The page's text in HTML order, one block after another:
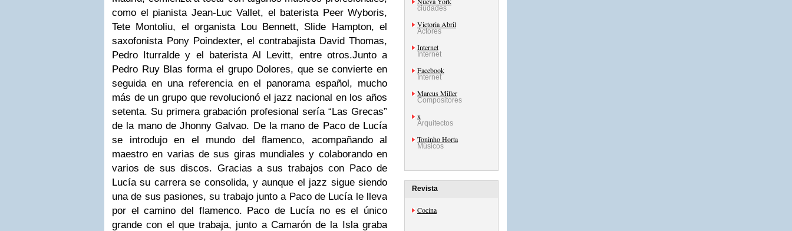
como el pianista Jean-Luc Vallet, el baterista Peer Wyboris,
Tete Montoliu, el organista Lou Bennett, Slide Hampton, el
saxofonista Pony Poindexter, el contrabajista David Thomas,
Pedro Iturralde y el baterista Al Levitt, entre otros.Junto a
Pedro Ruy Blasforma el grupo Dolores, que se convierte en
seguida en una referencia en el panoramaespañol, mucho
más de un grupo que revolucionó el jazz nacional en los años
setenta. Su primera grabación profesional sería “Las Grecas”
de la mano de Jhonny Galvao. De la mano de Paco de Lucía
se introdujo en el mundo del flamenco, acompañando al
maestro en varias de sus giras mundiales y colaborando en
varios de sus discos. Gracias a sus trabajos con Paco de
Lucía su carrera se consolida, y aunque el jazz sigue siendo
una de sus pasiones, su trabajo junto a Paco de Lucía le lleva
por el camino del flamenco. Paco de Lucía no es el único
grande con el quetrabaja, junto a Camarón de la Isla graba
ciudades
Victoria Abril
Actores
Internet
Internet
Facebook
Internet
Marcus Miller
Compositores
x
Arquitectos
Toninho Horta
Músicos
Revista
Cocina